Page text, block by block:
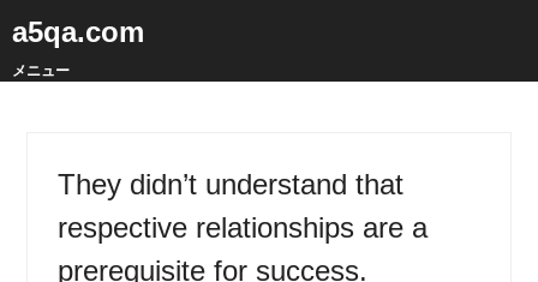
a5qa.com
メニュー
They didn’t understand that
respective relationships are a
prerequisite for success.